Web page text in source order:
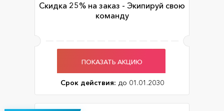
Скидка 25% на заказ - Экипируй свою
команду
ПОКАЗАТЬ АКЦИЮ
Срок действия: до 01.01.2030